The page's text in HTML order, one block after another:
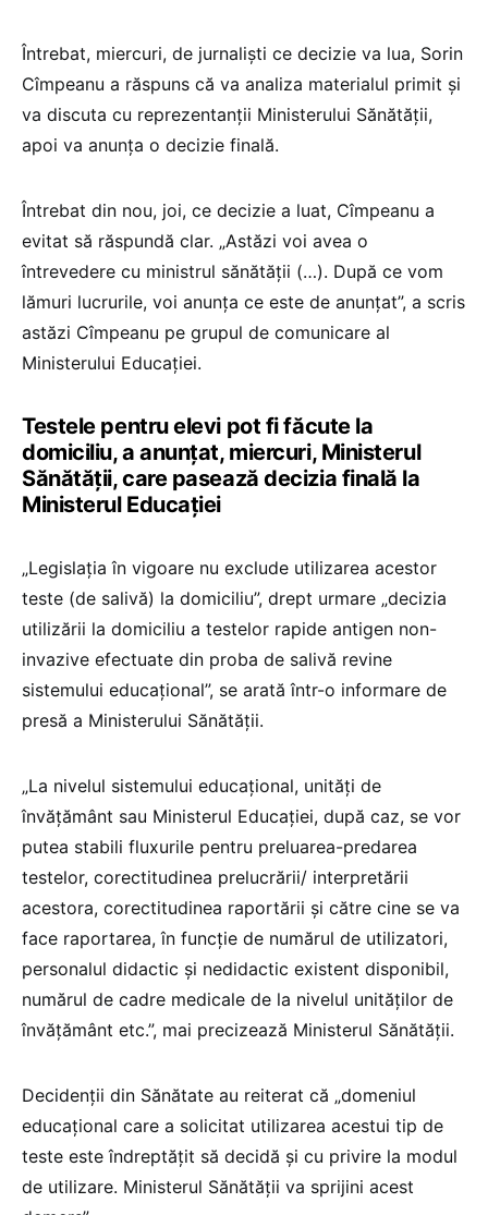
Întrebat, miercuri, de jurnaliști ce decizie va lua, Sorin
Cîmpeanu a răspuns că va analiza materialul primit și
va discuta cu reprezentanții Ministerului Sănătății,
apoi va anunța o decizie finală.
Întrebat din nou, joi, ce decizie a luat, Cîmpeanu a
evitat să răspundă clar. „Astăzi voi avea o
întrevedere cu ministrul sănătății (…). După ce vom
lămuri lucrurile, voi anunța ce este de anunțat”, a scris
astăzi Cîmpeanu pe grupul de comunicare al
Ministerului Educației.
Testele pentru elevi pot fi făcute la
domiciliu, a anunțat, miercuri, Ministerul
Sănătății, care pasează decizia finală la
Ministerul Educației
„Legislația în vigoare nu exclude utilizarea acestor
teste (de salivă) la domiciliu”, drept urmare „decizia
utilizării la domiciliu a testelor rapide antigen non-
invazive efectuate din proba de salivă revine
sistemului educațional”, se arată într-o informare de
presă a Ministerului Sănătății.
„La nivelul sistemului educațional, unități de
învățământ sau Ministerul Educației, după caz, se vor
putea stabili fluxurile pentru preluarea-predarea
testelor, corectitudinea prelucrării/ interpretării
acestora, corectitudinea raportării și către cine se va
face raportarea, în funcție de numărul de utilizatori,
personalul didactic și nedidactic existent disponibil,
numărul de cadre medicale de la nivelul unităților de
învățământ etc.”, mai precizează Ministerul Sănătății.
Decidenții din Sănătate au reiterat că „domeniul
educațional care a solicitat utilizarea acestui tip de
teste este îndreptățit să decidă și cu privire la modul
de utilizare. Ministerul Sănătății va sprijini acest